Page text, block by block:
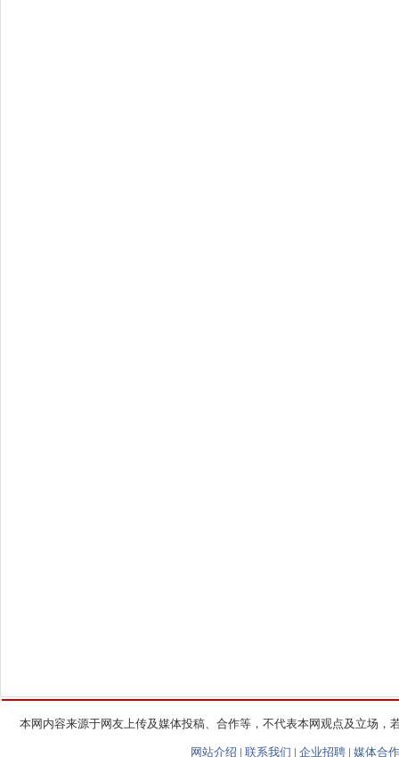
本网内容来源于网友上传及媒体投稿、合作等，不代表本网观点及立场
网站介绍 | 联系我们 | 企业招聘 | 媒体合作